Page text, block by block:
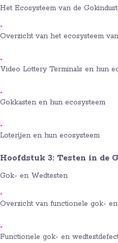
Het Ecosysteem van de
Overzicht van het ecosysteem
Video Lottery Terminals en hun
Gokkasten en hun ecosysteem
Loterijen en hun ecosysteem
Hoofdstuk 3: Testen in de
Gok- en Wedtesten
Overzicht van functionele gok-
Functionele gok- en